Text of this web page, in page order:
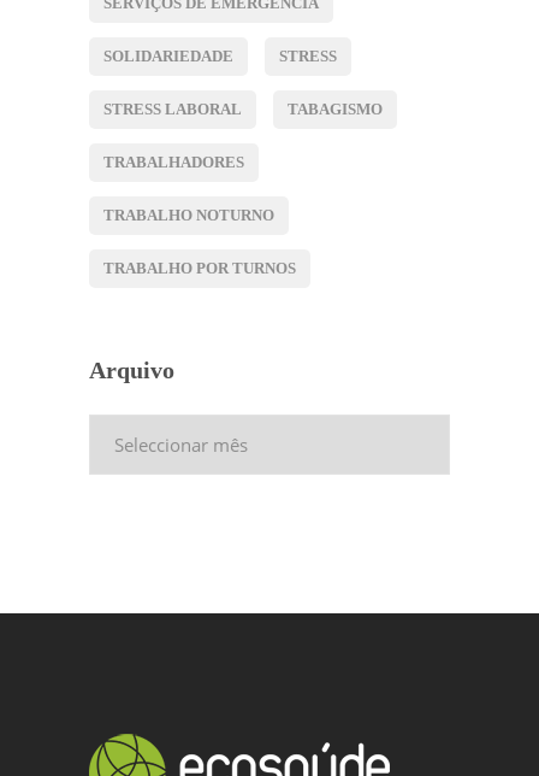
SOLIDARIEDADE STRESS
STRESS LABORAL TABAGISMO
TRABALHADORES
TRABALHO NOTURNO
TRABALHO POR TURNOS
Arquivo